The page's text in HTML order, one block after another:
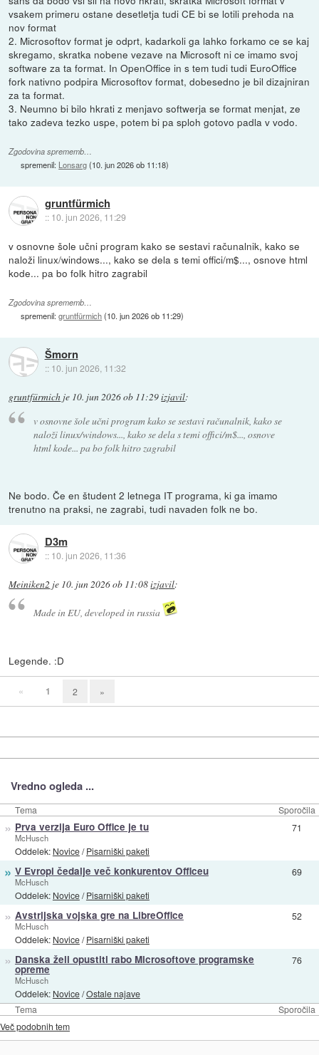
vsakem primeru ostane desetletja tudi CE bi se lotili prehoda na
nov format
2. Microsoftov format je odprt, kadarkoli ga lahko forkamo ce se kaj
skregamo, skratka nobene vezave na Microsoft ni ce imamo svoj
software za ta format. In OpenOffice in s tem tudi tudi EuroOffice
fork nativno podpira Microsoftov format, dobesedno je bil dizajniran
za ta format.
3. Neumno bi bilo hkrati z menjavo softwerja se format menjat, ze
tako zadeva tezko uspe, potem bi pa sploh gotovo padla v vodo.
Zgodovina sprememb…
spremenil: Lonsarg(10. jun 2026 ob 11:18)
gruntfürmich
:: 10. jun 2026, 11:29
v osnovne šole učni program kako se sestavi računalnik, kako se
naloži linux/windows..., kako se dela s temi offici/m$..., osnove html
kode... pa bo folk hitro zagrabil
Zgodovina sprememb…
spremenil:gruntfürmich(10. jun 2026 ob 11:29)
Šmorn
:: 10. jun 2026, 11:32
gruntfürmich je 10. jun 2026 ob 11:29izjavil:
v osnovne šole učni program kako se sestavi računalnik, kako se
naloži linux/windows..., kako se dela s temi offici/m$..., osnove
html kode... pa bo folk hitro zagrabil
Ne bodo. Če en študent 2 letnega IT programa, ki ga imamo
trenutno na praksi, ne zagrabi, tudi navaden folk ne bo.
D3m
:: 10. jun 2026, 11:36
Meiniken2 je 10. jun 2026 ob 11:08izjavil:
Made in EU, developed in russia
Legende. :D
« 1 2 »
Vredno ogleda ...
Tema Sporočila
Tema Sporočila
» Prva verzija Euro Office je tu
McHusch
Oddelek: Novice/Pisarniški paketi
71
» V Evropi čedalje več konkurentov Officeu
McHusch
Oddelek: Novice/Pisarniški paketi
69
» Avstrijska vojska gre na LibreOffice
McHusch
Oddelek: Novice/Pisarniški paketi
52
» Danska želi opustiti rabo Microsoftove programske
opreme
McHusch
Oddelek: Novice/Ostale najave
76
Več podobnih tem